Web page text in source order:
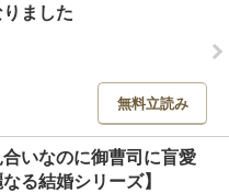
ました
無料立読み
いなのに御曹司に盲愛
る結婚シリーズ】